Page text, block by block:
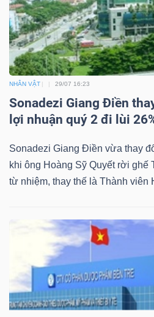
NHÂN VẬT 29/07 16:23
Sonadezi Giang Điền
lợi nhuận quý 2 đi lùi
Sonadezi Giang Điền vừa thay
khi ông Hoàng Sỹ Quyết rời ghế
từ nhiệm, thay thế là Thành viên